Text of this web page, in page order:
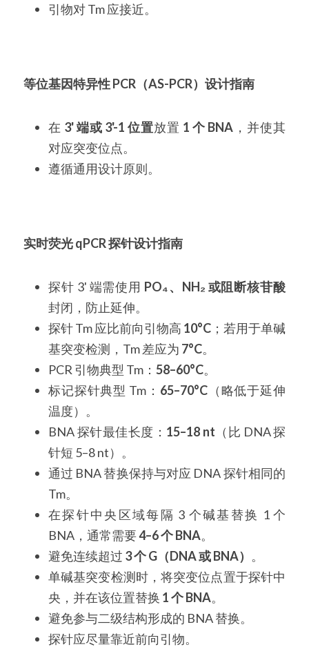
引物对 Tm 应接近。
等位基因特异性 PCR（AS-PCR）设计指南
在 3' 端或 3'-1 位置放置 1 个 BNA ，并使其
对应突变位点。
遵循通用设计原则。
实时荧光 qPCR 探针设计指南
探针 3' 端需使用 PO₄、NH₂ 或阻断核苷酸
封闭，防止延伸。
探针 Tm 应比前向引物高 10°C ；若用于单碱
基突变检测，Tm 差应为 7°C。
PCR 引物典型 Tm： 58–60°C。
标记探针典型 Tm： 65–70°C（略低于延伸
温度）。
BNA 探针最佳长度： 15–18 nt （比 DNA 探
针短 5–8 nt）。
通过 BNA 替换保持与对应 DNA 探针相同的
Tm。
在探针中央区域每隔 3 个碱基替换 1 个
BNA，通常需要 4–6 个 BNA。
避免连续超过 3 个 G（DNA 或 BNA） 。
单碱基突变检测时，将突变位点置于探针中
央，并在该位置替换 1 个 BNA。
避免参与二级结构形成的 BNA 替换。
探针应尽量靠近前向引物。